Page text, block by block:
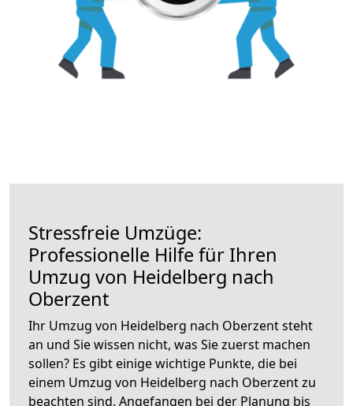
Stressfreie Umzüge:
Professionelle Hilfe für Ihren
Umzug von Heidelberg nach
Oberzent
Ihr Umzug von Heidelberg nach Oberzent steht
an und Sie wissen nicht, was Sie zuerst machen
sollen? Es gibt einige wichtige Punkte, die bei
einem Umzug von Heidelberg nach Oberzent zu
beachten sind. Angefangen bei der Planung bis